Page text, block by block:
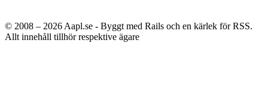
© 2008 – 2026 Aapl.se - Byggt med Rails och en kärlek för RSS.
Allt innehåll tillhör respektive ägare